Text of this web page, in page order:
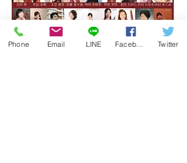
Phone Email LINE Twitter